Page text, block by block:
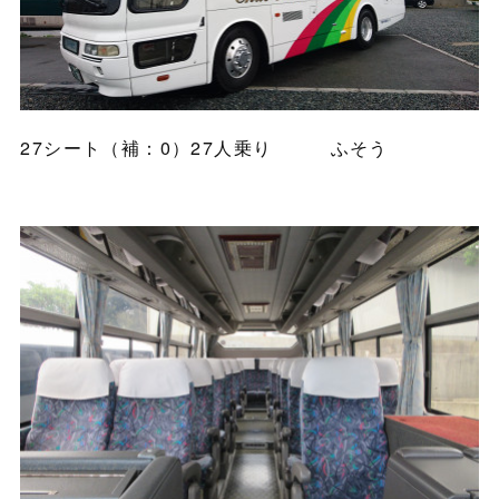
27シート（補：0）27人乗り ふそう